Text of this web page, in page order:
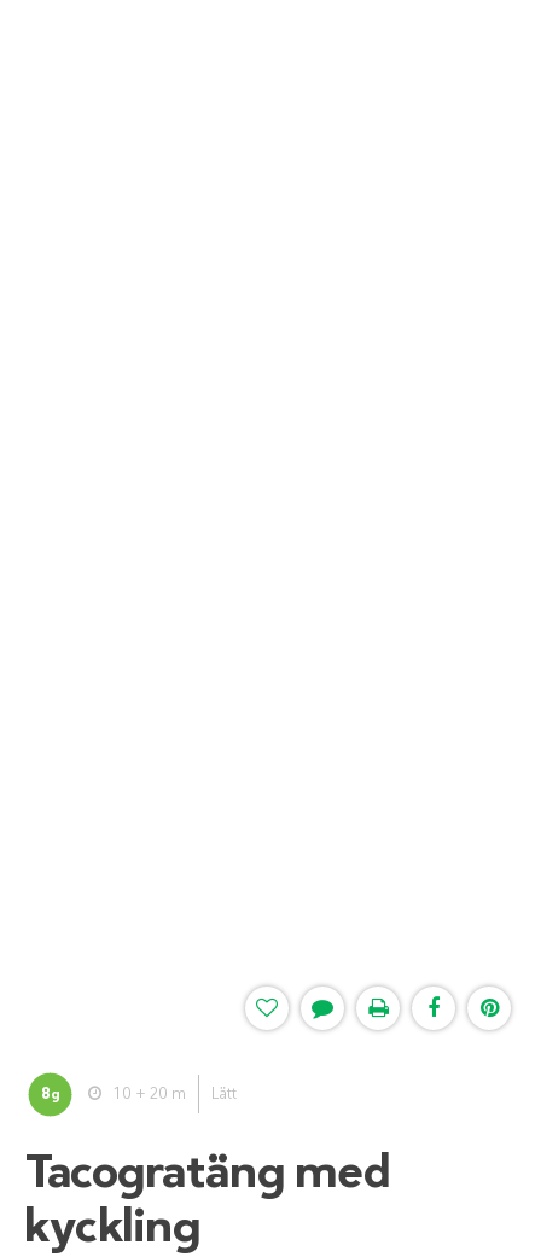
8g 10 + 20 m Lätt
Tacogratäng med
kyckling